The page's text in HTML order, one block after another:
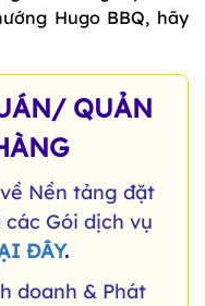
Hugo BBQ, hãy
QUẢN
Nền tảng đặt
các Gói dịch vụ
ĐÂY.
doanh & Phát